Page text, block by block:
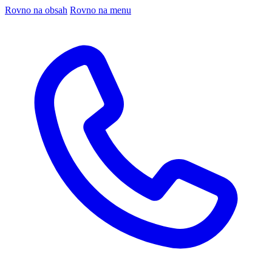
Rovno na obsah Rovno na menu